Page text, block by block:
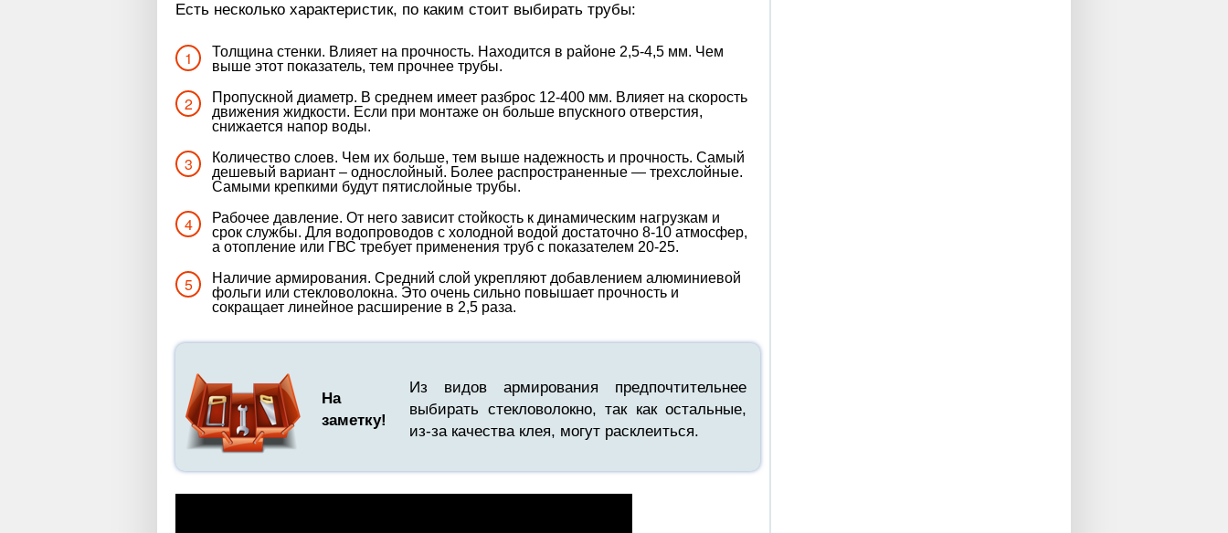
Есть несколько характеристик, по каким стоит выбирать трубы:
Толщина стенки. Влияет на прочность. Находится в районе 2,5-4,5 мм. Чем
выше этот показатель, тем прочнее трубы.
Пропускной диаметр. В среднем имеет разброс 12-400 мм. Влияет на скорость
движения жидкости. Если при монтаже он больше впускного отверстия,
снижается напор воды.
Количество слоев. Чем их больше, тем выше надежность и прочность. Самый
дешевый вариант – однослойный. Более распространенные — трехслойные.
Самыми крепкими будут пятислойные трубы.
Рабочее давление. От него зависит стойкость к динамическим нагрузкам и
срок службы. Для водопроводов с холодной водой достаточно 8-10 атмосфер,
а отопление или ГВС требует применения труб с показателем 20-25.
Наличие армирования. Средний слой укрепляют добавлением алюминиевой
фольги или стекловолокна. Это очень сильно повышает прочность и
сокращает линейное расширение в 2,5 раза.
На
заметку!
Из видов армирования предпочтительнее
выбирать стекловолокно, так как остальные,
из-за качества клея, могут расклеиться.